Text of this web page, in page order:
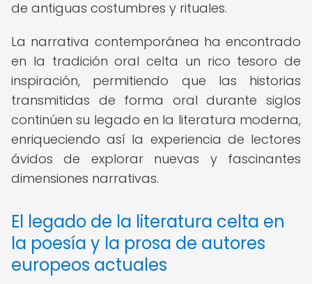
de antiguas costumbres y rituales.
La narrativa contemporánea ha encontrado
en la tradición oral celta un rico tesoro de
inspiración, permitiendo que las historias
transmitidas de forma oral durante siglos
continúen su legado en la literatura moderna,
enriqueciendo así la experiencia de lectores
ávidos de explorar nuevas y fascinantes
dimensiones narrativas.
El legado de la literatura celta en
la poesía y la prosa de autores
europeos actuales